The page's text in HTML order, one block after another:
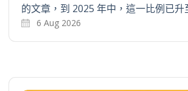
的文章，到 2025 年中，這一比例已升
6 Aug 2026